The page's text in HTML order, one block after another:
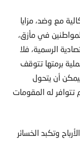
مع وضد، مزايا
في مأزق،
الرسمية، فلا
برمتها تتوقف
أن يتحول
له المقومات
وتكبد الخسائر